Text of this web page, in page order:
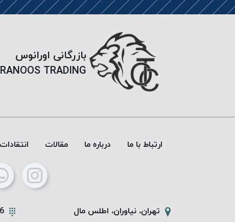
بازرگانی اورانوس
TRADING
ارتباط با ما درباره ما مقالات
تهران، نیاوران، اطلس مال